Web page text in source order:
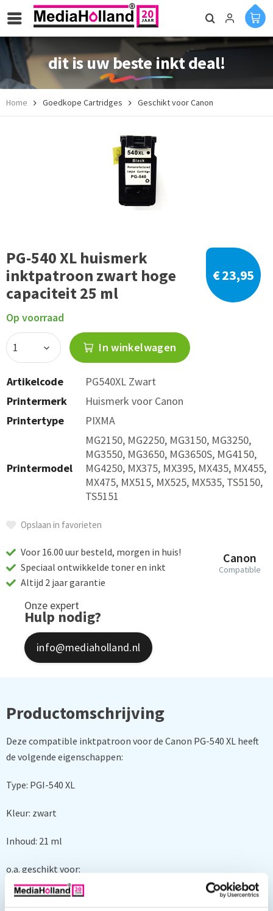
dit is uw beste inkt deal!
Home Goedkope Cartridges Geschikt voor Canon
PG-540 XL huismerk
inktpatroon zwart hoge
capaciteit 25 ml
€ 23,95
Op voorraad
In winkelwagen
Artikelcode
PG540XL Zwart
Printermerk
Huismerk voor Canon
Printertype
PIXMA
Printermodel
MG2150, MG2250, MG3150, MG3250,
MG3550, MG3650, MG3650S, MG4150,
MG4250, MX375, MX395, MX435, MX455,
MX475, MX515, MX525, MX535, TS5150,
TS5151
Opslaan in favorieten
Canon
Compatible
Voor 16.00 uur besteld, morgen in huis!
Speciaal ontwikkelde toner en inkt
Altijd 2 jaar garantie
Onze expert
Hulp nodig?
info@mediaholland.nl
Productomschrijving
Deze compatible inktpatroon voor de Canon PG-540 XL heeft
de volgende eigenschappen:
Type: PGI-540 XL
Kleur: zwart
Inhoud: 21 ml
o.a. geschikt voor:
Canon Pixma MG 2140, Canon Pixma MG 2150, Canon Pixma